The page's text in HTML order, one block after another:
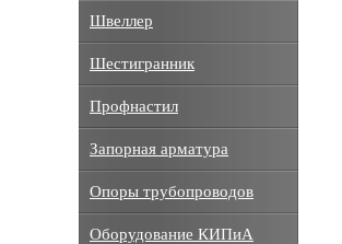
Швеллер
Шестигранник
Профнастил
Запорная арматура
Опоры трубопроводов
Оборудование КИПиА